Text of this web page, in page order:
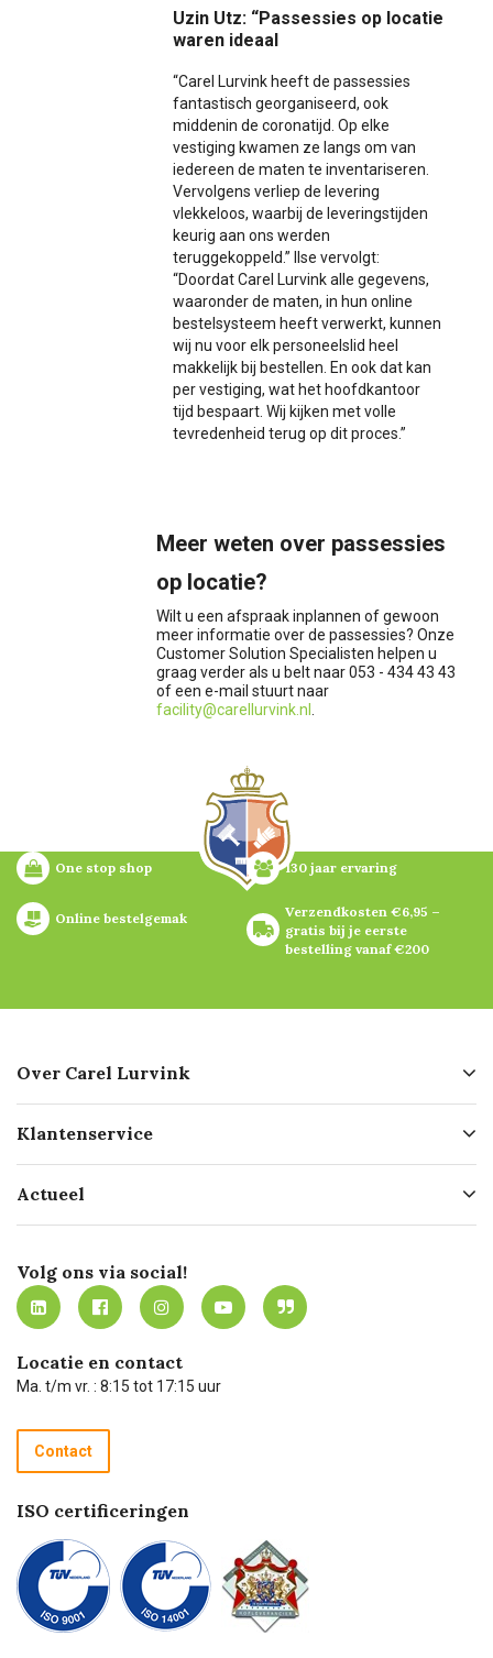
Uzin Utz: “Passessies op locatie
waren ideaal
“Carel Lurvink heeft de passessies
fantastisch georganiseerd, ook
middenin de coronatijd. Op elke
vestiging kwamen ze langs om van
iedereen de maten te inventariseren.
Vervolgens verliep de levering
vlekkeloos, waarbij de leveringstijden
keurig aan ons werden
teruggekoppeld.” Ilse vervolgt:
“Doordat Carel Lurvink alle gegevens,
waaronder de maten, in hun online
bestelsysteem heeft verwerkt, kunnen
wij nu voor elk personeelslid heel
makkelijk bij bestellen. En ook dat kan
per vestiging, wat het hoofdkantoor
tijd bespaart. Wij kijken met volle
tevredenheid terug op dit proces.”
Meer weten over passessies
op locatie?
Wilt u een afspraak inplannen of gewoon
meer informatie over de passessies? Onze
Customer Solution Specialisten helpen u
graag verder als u belt naar 053 - 434 43 43
of een e-mail stuurt naar
facility@carellurvink.nl
One stop shop 130 jaar ervaring
Online bestelgemak
Verzendkosten €6,95 –
gratis bij je eerste
bestelling vanaf €200
Over Carel Lurvink
Geschiedenis
Missie
Werken bij Carel Lurvink
MVO
Klantenservice
Bezorgen
Mijn Carel Lurvink
Mijn Carel Lurvink instructievideo's
Carel Lurvink App
Hulp op afstand
Technische dienst
Recycle programma
Betalen
Actueel
Innovation LAB
Tevreden klanten
Carel Lurvink Blog
Carel de podcast
Volg ons via social!
Locatie en contact
Ma. t/m vr. : 8:15 tot 17:15 uur
Contact
ISO certificeringen